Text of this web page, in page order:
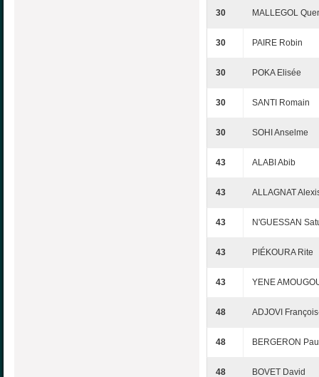
30 MALLEGOL
30 PAIRE Robin
30 POKA Elisée
30 SANTI Romain
30 SOHI Anselme
43 ALABI Abib
43 ALLAGNAT
43 N'GUESSAN
43 PIÉKOURA Rite
43 YENE
48 ADJOVI
48 BERGERON
48 BOVET David